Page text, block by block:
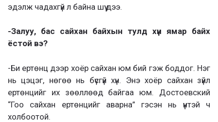
эдэлж чадахгүй л байна шүү дээ.
-Залуу, бас сайхан байхын тулд хүн ямар байх
ёстой вэ?
-Би ертөнц дээр хоёр сайхан юм бий гэж боддог. Нэг
нь цэцэг, нөгөө нь бүсгүй хүн. Энэ хоёр сайхан зүйл
ертөнцийг их зөөллөөд байгаа юм. Достоевский
“Гоо сайхан ертөнцийг аварна” гэсэн нь үүнтэй ч
холбоотой.